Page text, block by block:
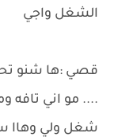
الشغل واجي
قصي :ها شنو
.... مو اني تافه
شغل ولي وهاا